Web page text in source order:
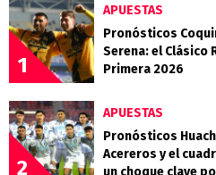
1
APUESTAS
Pronósticos
Serena: el Clásico
Primera 2026
2
APUESTAS
Pronósticos
Acereros y el
un choque clave